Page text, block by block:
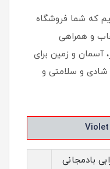
که شما فروشگاه
و همراهی
آسمان و زمین برای
شادی و سلامتی و
بادمجانی